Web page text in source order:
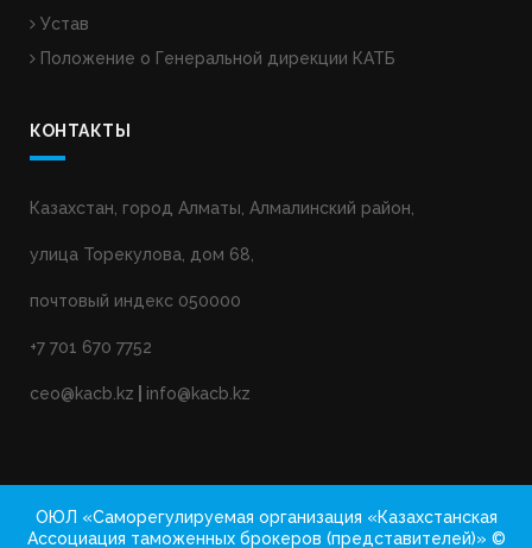
Устав
Положение о Генеральной дирекции КАТБ
КОНТАКТЫ
Казахстан, город Алматы, Алмалинский район,
улица Торекулова, дом 68,
почтовый индекс 050000
+7 701 670 7752
ceo@kacb.kz info@kacb.kz
ОЮЛ «Саморегулируемая организация «Казахстанская
Ассоциация таможенных брокеров (представителей)» ©